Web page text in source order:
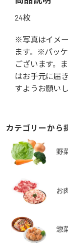
24枚
※写真はイメ
ます。※パッ
ございます。
はお手元に届
すようお願いし
カテゴリーから